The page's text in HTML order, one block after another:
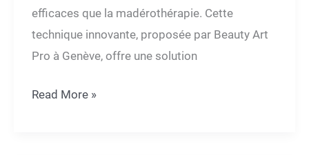
efficaces que la madérothérapie. Cette
technique innovante, proposée par Beauty Art
Pro à Genève, offre une solution
Comment
Read More »